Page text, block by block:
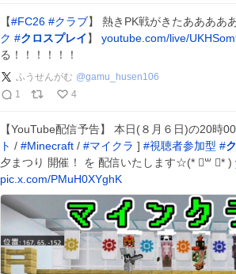
【#FC26 #クラブ】 熱きPK戦がきたああああ
ク #クロスプレイ 】 youtube.com/live/
る！！！！！！
ふうせんがむ @gamu_husen106
1
4
【YouTube配信予告】 本日(８月６日)の20時
ト / #Minecraft / #マイクラ ] #視聴者参加型 #
夕まつり 開催！ を 配信いたします☆(* ॑꒳ ॑* )
pic.x.com/PMuH0XYghK